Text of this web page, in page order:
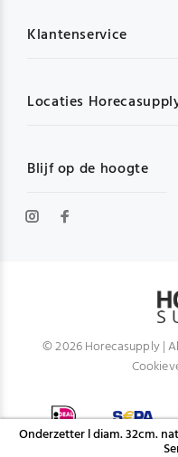
Onderzetter l diam. 32cm.
Blijf op de hoogte
Klantenservice
Locaties
© 2026 Horecasupply |